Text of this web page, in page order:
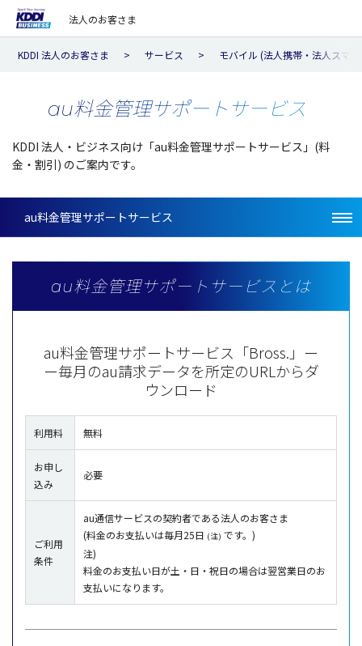
法人のお客さま
KDDI 法人のお客さま サービス モバイル (法人携帯・法人スマ
au料金管理サポートサービス
KDDI 法人・ビジネス向け「au料金管理サポートサービス」(料
金・割引) のご案内です。
au料金管理サポートサービス
au料金管理サポートサービスとは
au料金管理サポートサービス「Bross.」ー
ー毎月のau請求データを所定のURLからダ
ウンロード
利用料 無料
お申し
込み
必要
ご利用
条件
au通信サービスの契約者である法人のお客さま
(料金のお支払いは毎月25日 (注) です。)
注)
料金のお支払い日が土・日・祝日の場合は翌営業日のお
支払いになります。